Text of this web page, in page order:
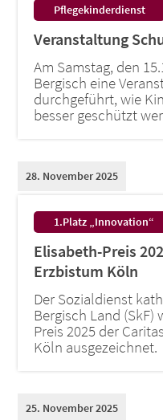
Pflegekinderdienst:
Veranstaltung
Am Samstag, den
Bergisch eine
durchgeführt, wie
besser geschützt
1.Platz „Innovation“:
Elisabeth-Preis
Erzbistum Köln
28. November 2025
Der Sozialdienst
Bergisch Land
Preis 2025 der
Köln ausgezeichnet.
25. November 2025